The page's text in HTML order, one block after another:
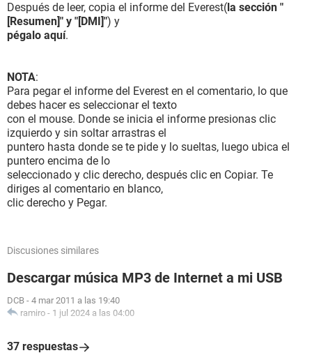
Después de leer, copia el informe del Everest(la sección "
[Resumen]" y "[DMI]") y
pégalo aquí.
NOTA:
Para pegar el informe del Everest en el comentario, lo que
debes hacer es seleccionar el texto
con el mouse. Donde se inicia el informe presionas clic
izquierdo y sin soltar arrastras el
puntero hasta donde se te pide y lo sueltas, luego ubica el
puntero encima de lo
seleccionado y clic derecho, después clic en Copiar. Te
diriges al comentario en blanco,
clic derecho y Pegar.
Discusiones similares
Descargar música MP3 de Internet a mi USB
DCB - 4 mar 2011 a las 19:40
ramiro - 1 jul 2024 a las 04:00
37 respuestas